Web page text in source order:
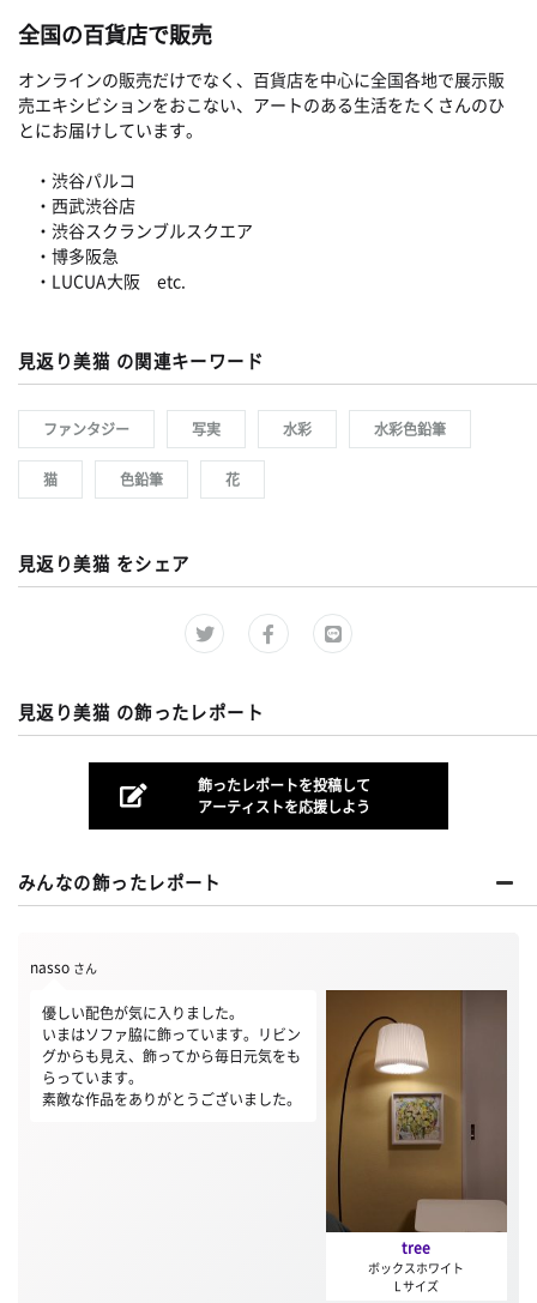
全国の百貨店で販売
オンラインの販売だけでなく、百貨店を中心に全国各地で展示販
売エキシビションをおこない、アートのある生活をたくさんのひ
とにお届けしています。
・渋谷パルコ
・西武渋谷店
・渋谷スクランブルスクエア
・博多阪急
・LUCUA大阪 etc.
見返り美猫 の関連キーワード
ファンタジー 写実 水彩 水彩色鉛筆
猫 色鉛筆 花
見返り美猫 をシェア
見返り美猫 の飾ったレポート
飾ったレポートを投稿して
アーティストを応援しよう
みんなの飾ったレポート
nasso さん
優しい配色が気に入りました。
いまはソファ脇に飾っています。リビン
グからも見え、飾ってから毎日元気をも
らっています。
素敵な作品をありがとうございました。
tree
ボックスホワイト
L サイズ